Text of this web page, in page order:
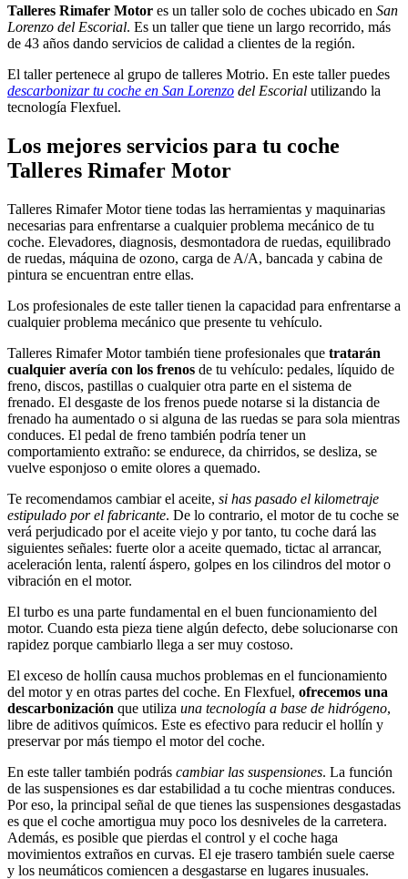
Talleres Rimafer Motor es un taller solo de coches ubicado en San
Lorenzo del Escorial. Es un taller que tiene un largo recorrido, más
de 43 años dando servicios de calidad a clientes de la región.
El taller pertenece al grupo de talleres Motrio. En este taller puedes
descarbonizar tu coche en San Lorenzo del Escorial utilizando la
tecnología Flexfuel.
Los mejores servicios para tu coche
Talleres Rimafer Motor
Talleres Rimafer Motor tiene todas las herramientas y maquinarias
necesarias para enfrentarse a cualquier problema mecánico de tu
coche. Elevadores, diagnosis, desmontadora de ruedas, equilibrado
de ruedas, máquina de ozono, carga de A/A, bancada y cabina de
pintura se encuentran entre ellas.
Los profesionales de este taller tienen la capacidad para enfrentarse a
cualquier problema mecánico que presente tu vehículo.
Talleres Rimafer Motor también tiene profesionales que tratarán
cualquier avería con los frenos de tu vehículo: pedales, líquido de
freno, discos, pastillas o cualquier otra parte en el sistema de
frenado. El desgaste de los frenos puede notarse si la distancia de
frenado ha aumentado o si alguna de las ruedas se para sola mientras
conduces. El pedal de freno también podría tener un
comportamiento extraño: se endurece, da chirridos, se desliza, se
vuelve esponjoso o emite olores a quemado.
Te recomendamos cambiar el aceite, si has pasado el kilometraje
estipulado por el fabricante. De lo contrario, el motor de tu coche se
verá perjudicado por el aceite viejo y por tanto, tu coche dará las
siguientes señales: fuerte olor a aceite quemado, tictac al arrancar,
aceleración lenta, ralentí áspero, golpes en los cilindros del motor o
vibración en el motor.
El turbo es una parte fundamental en el buen funcionamiento del
motor. Cuando esta pieza tiene algún defecto, debe solucionarse con
rapidez porque cambiarlo llega a ser muy costoso.
El exceso de hollín causa muchos problemas en el funcionamiento
del motor y en otras partes del coche. En Flexfuel, ofrecemos una
descarbonización que utiliza una tecnología a base de hidrógeno,
libre de aditivos químicos. Este es efectivo para reducir el hollín y
preservar por más tiempo el motor del coche.
En este taller también podrás cambiar las suspensiones. La función
de las suspensiones es dar estabilidad a tu coche mientras conduces.
Por eso, la principal señal de que tienes las suspensiones desgastadas
es que el coche amortigua muy poco los desniveles de la carretera.
Además, es posible que pierdas el control y el coche haga
movimientos extraños en curvas. El eje trasero también suele caerse
y los neumáticos comiencen a desgastarse en lugares inusuales.